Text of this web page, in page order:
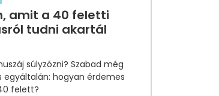
amit a 40 feletti
tudni akartál
súlyzózni? Szabad még
egyáltalán: hogyan érdemes
felett?